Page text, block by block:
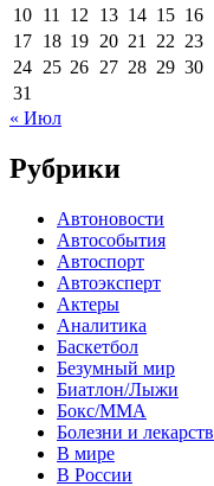
10 11 12 13 14 15 16
17 18 19 20 21 22 23
24 25 26 27 28 29 30
31
« Июл
Рубрики
Автоновости
Автособытия
Автоспорт
Автоэксперт
Актеры
Аналитика
Баскетбол
Безумный мир
Биатлон/Лыжи
Бокс/MMA
Болезни и
В мире
В России